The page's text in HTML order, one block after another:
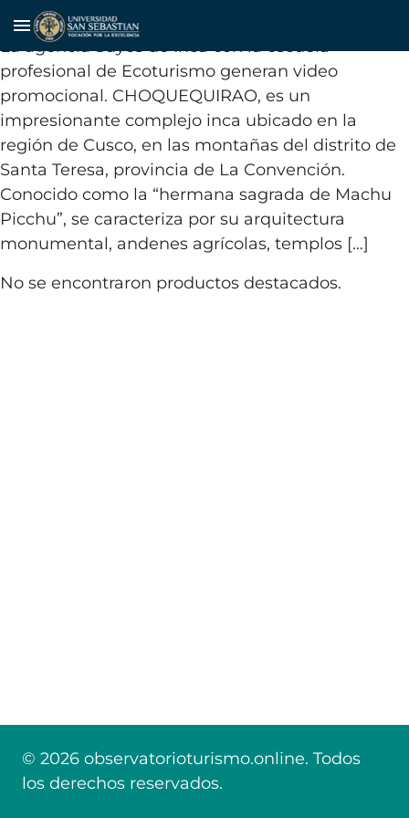
menu
Choquequirao Cuna de Oro
La agencia Suyos de Inca con la escuela
profesional de Ecoturismo generan video
promocional. CHOQUEQUIRAO, es un
impresionante complejo inca ubicado en la
región de Cusco, en las montañas del distrito de
Santa Teresa, provincia de La Convención.
Conocido como la “hermana sagrada de Machu
Picchu”, se caracteriza por su arquitectura
monumental, andenes agrícolas, templos […]
No se encontraron productos destacados.
© 2026 observatorioturismo.online. Todos
los derechos reservados.